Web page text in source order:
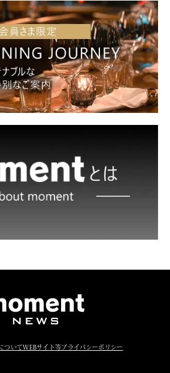
ついてWEBサイト等プライバシーポリシー